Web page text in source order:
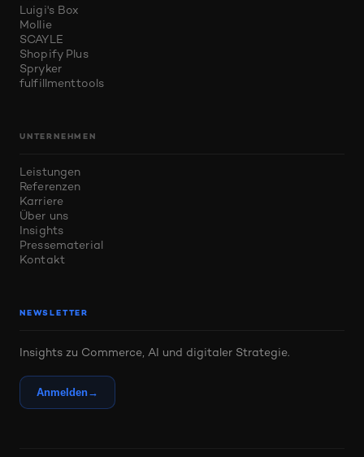
Luigi's Box
Mollie
SCAYLE
Shopify Plus
Spryker
fulfillmenttools
UNTERNEHMEN
Leistungen
Referenzen
Karriere
Über uns
Insights
Pressematerial
Kontakt
NEWSLETTER
Insights zu Commerce, AI und digitaler Strategie.
Anmelden→